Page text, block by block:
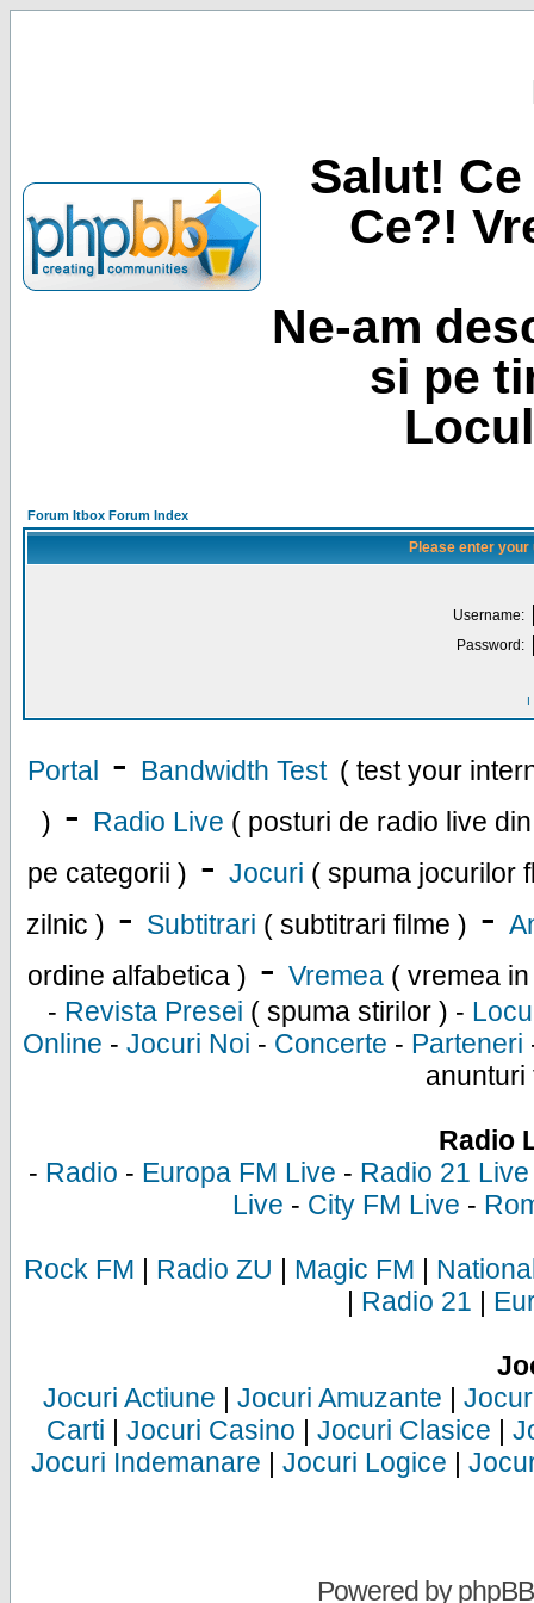
Salut!
Ce?!
Ne-am
si pe
Forum Itbox Forum Index
Please enter
Username:
Password:
I
Portal - Bandwidth Test ( test your
) - Radio Live ( posturi de radio live
pe categorii ) - Jocuri ( spuma jocurilor
zilnic ) - Subtitrari ( subtitrari filme ) -
ordine alfabetica ) - Vremea ( vremea
- Revista Presei ( spuma stirilor ) -
Online - Jocuri Noi - Concerte - Parteneri
anunturi
Radio
- Radio - Europa FM Live - Radio 21 Live
Live - City FM Live -
Rock FM | Radio ZU | Magic FM |
| Radio 21 |
Jocuri Actiune | Jocuri Amuzante |
Carti | Jocuri Casino | Jocuri Clasice |
Jocuri Indemanare | Jocuri Logice |
Powered byphpBB